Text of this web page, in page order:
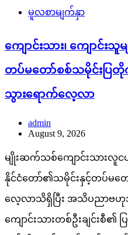
မူလစာမျက်နှာ
ကျောင်းသား၊ ကျောင်းသူ
တပ်မတော်စစ်သမိုင်းပြ
သွားရောက်လေ့လာ
admin
August 9, 2026
မျိုးဆက်သစ်ကျောင်းသားလူင
နိုင်ငံတော်၏သမိုင်းနှင့်တပ်မတေ
လေ့လာသိရှိပြီး အသိပညာဗဟုသု
ကျောင်းသားတစ်ဦးချင်းစီ၏